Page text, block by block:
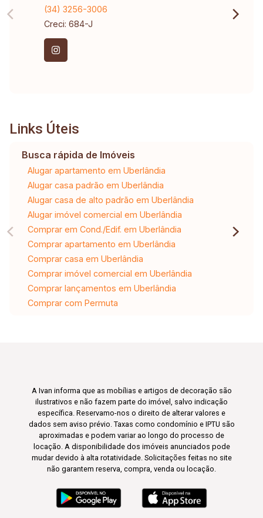
(34) 3256-3006
Creci: 684-J
Links Úteis
Busca rápida de Imóveis
Alugar apartamento em Uberlândia
Alugar casa padrão em Uberlândia
Alugar casa de alto padrão em Uberlândia
Alugar imóvel comercial em Uberlândia
Comprar em Cond./Edif. em Uberlândia
Comprar apartamento em Uberlândia
Comprar casa em Uberlândia
Comprar imóvel comercial em Uberlândia
Comprar lançamentos em Uberlândia
Comprar com Permuta
A Ivan informa que as mobílias e artigos de decoração são
ilustrativos e não fazem parte do imóvel, salvo indicação
específica. Reservamo-nos o direito de alterar valores e
dados sem aviso prévio. Taxas como condomínio e IPTU são
aproximadas e podem variar ao longo do processo de
locação. A disponibilidade dos imóveis anunciados pode
mudar devido à alta rotatividade. Solicitações feitas no site
não garantem reserva, compra, venda ou locação.